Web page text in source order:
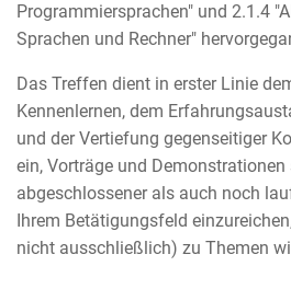
Programmiersprachen" und 2.1.4
Sprachen und Rechner"
Das Treffen dient in erster Linie
Kennenlernen, dem
und der Vertiefung gegenseitiger
ein, Vorträge und
abgeschlossener als auch noch
Ihrem Betätigungsfeld
nicht ausschließlich) zu Themen